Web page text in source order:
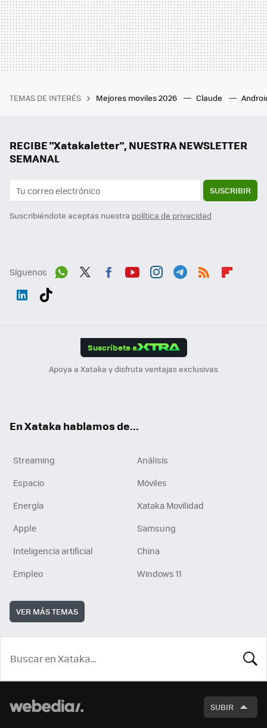
TEMAS DE INTERÉS Mejores moviles 2026 Claude
RECIBE "Xatakaletter", NUESTRA NEWSLETTER
SEMANAL
SUSCRIBIR
Suscribiéndote aceptas nuestra política de privacidad
Síguenos
Suscríbete a
Apoya a Xataka y disfruta ventajas exclusivas
En Xataka hablamos de...
Streaming
Análisis
Espacio
Móviles
Energía
Xataka Movilidad
Apple
Samsung
Inteligencia artificial
China
Empleo
Windows 11
VER MÁS TEMAS
SUBIR